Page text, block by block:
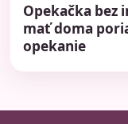
Opekačka bez
mať doma
opekanie